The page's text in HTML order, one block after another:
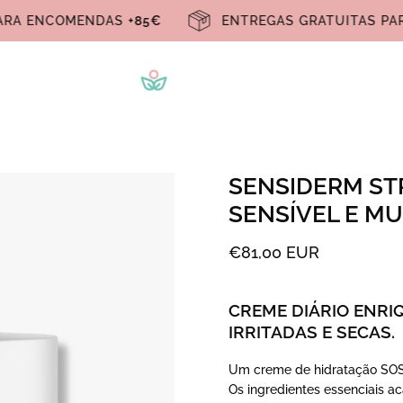
PARA ENCOMENDAS+85€ ENTREGAS GRATUITAS
SENSIDERM
SENSÍVEL E
€81,00 EUR
CREME DIÁRIO
IRRITADAS E SECAS.
Um creme de hidratação
Os ingredientes essenciais